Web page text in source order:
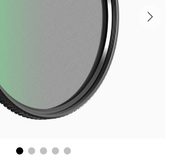
Manfrotto Befree
Advanced Twist
Aluminium svart -
Fyndvara
Fyndvara!
Visningsexemplar
1 499 kr
pris
:1 990 kr
1 990 kr